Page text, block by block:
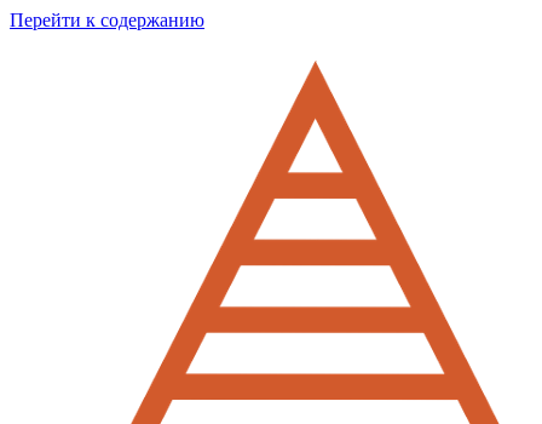
Перейти к содержанию